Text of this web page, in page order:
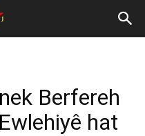
Berfereh
hat